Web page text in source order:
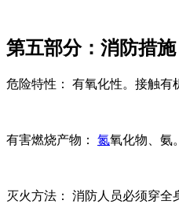
第五部分：消防措施
危险特性： 有氧化性。接触有
有害燃烧产物： 氮氧化物、氨。
灭火方法： 消防人员必须穿